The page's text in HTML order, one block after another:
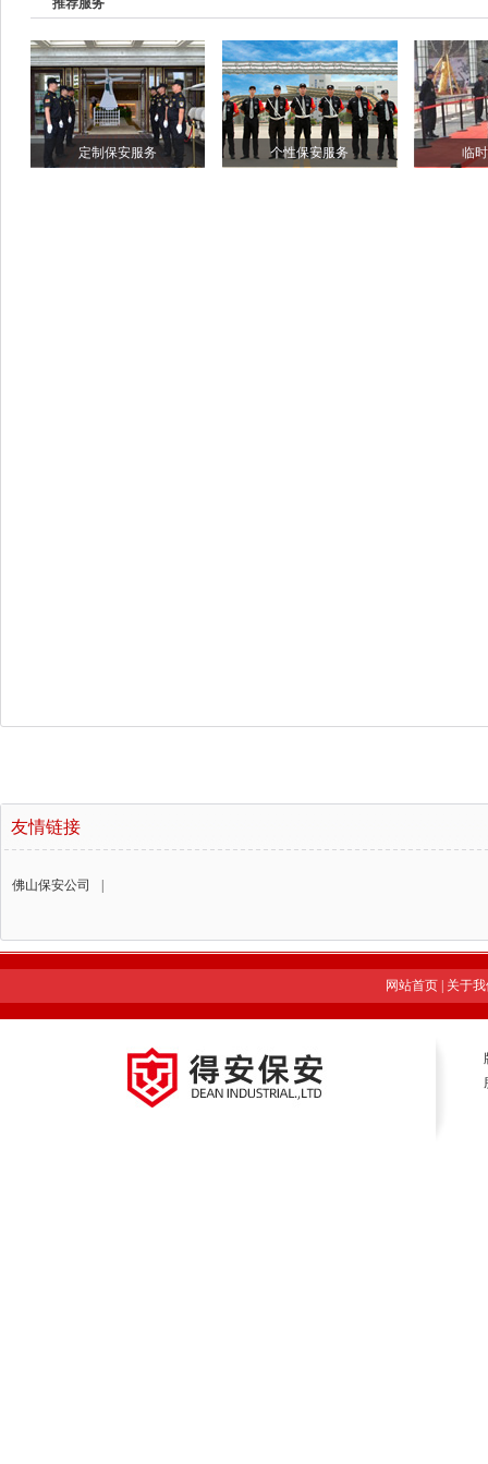
推荐服务
定制保安服务 个性保安服务 临
友情链接
佛山保安公司
网站首页| 关于我